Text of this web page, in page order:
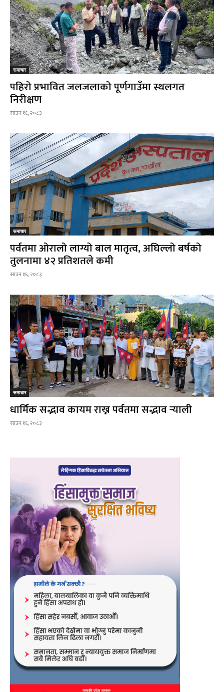
समाचार
पहिरो प्रभावित जलजलाको पूर्णगाउँमा स्थलगत
निरीक्षण
साउन १६, २०८३
समाचार
पर्वतमा ओरालो लाग्यो बाल मातृत्व, अघिल्लो बर्षको
तुलनामा ४२ प्रतिशतले कमी
साउन १६, २०८३
समाचार
धार्मिक सद्भाव कायम राख्न पर्वतमा सद्भाव र्‍याली
साउन १६, २०८३